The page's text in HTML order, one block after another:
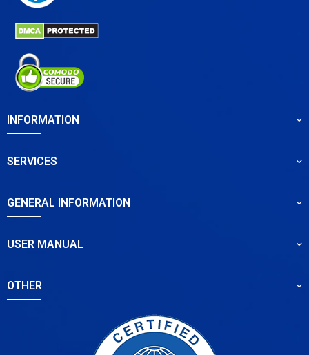
INFORMATION
SERVICES
GENERAL INFORMATION
USER MANUAL
OTHER